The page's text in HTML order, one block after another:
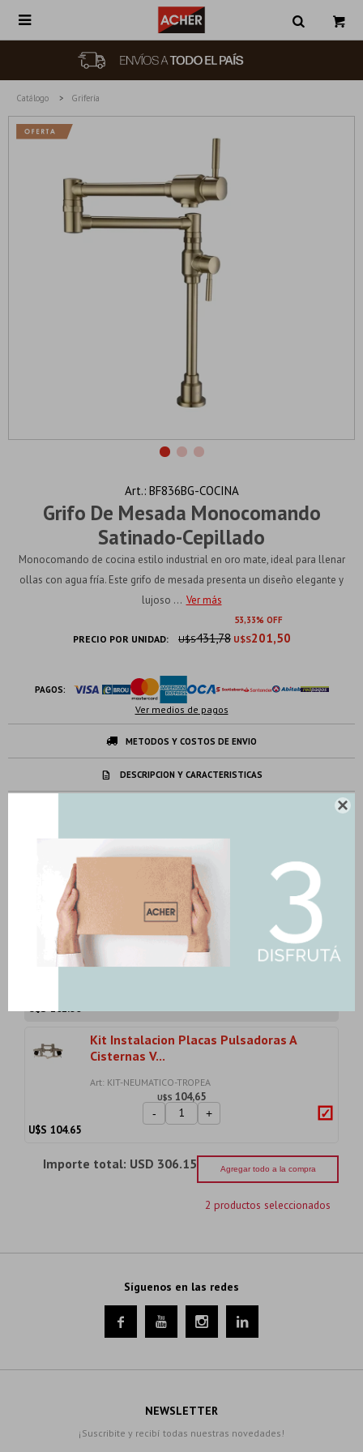


Catálogo Grifería
Grifo De Mesada Monocomando
Satinado-Cepillado
BF836BG-COCINA
Monocomando de cocina estilo industrial en oro mate, ideal para llenar
ollas con agua fría. Este grifo de mesada presenta un diseño elegante y
lujoso ... Ver más
53 33
PRECIO POR UNIDAD: U$S201,50
U$S431,78
PAGOS:
Ver medios de pagos
METODOS Y COSTOS DE ENVIO
DESCRIPCION Y CARACTERISTICAS
Sumalo a tu compra
LO MÁS ELEGIDO EN CONJUNTO
Grifo De Mesada Monocomando
Satinado-Cepillado
U$S201.50
Kit Instalacion Placas Pulsadoras A
Cisternas V...
Art: KIT-NEUMATICO-TROPEA
U$S 104,65
- +
U$S 104.65
Importe total: USD 306.15 Agregar todo a la compra
2 productos seleccionados
Síguenos en las redes
   
NEWSLETTER
¡Suscribite y recibí todas nuestras novedades!